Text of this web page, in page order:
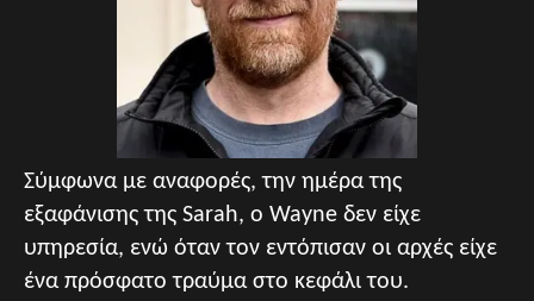
Σύμφωνα με αναφορές, την ημέρα της
εξαφάνισης της Sarah, ο Wayne δεν είχε
υπηρεσία, ενώ όταν τον εντόπισαν οι αρχές είχε
ένα πρόσφατο τραύμα στο κεφάλι του.